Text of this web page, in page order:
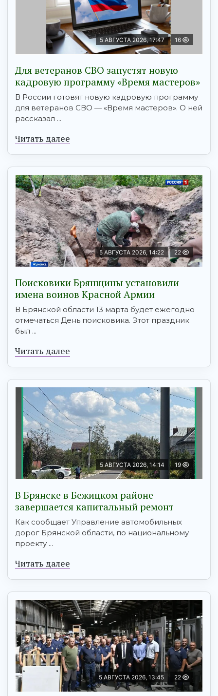
5 АВГУСТА 2026, 17:47 16
Для ветеранов СВО запустят новую
кадровую программу «Время мастеров»
В России готовят новую кадровую программу
для ветеранов СВО — «Время мастеров». О ней
рассказал ...
Читать далее
5 АВГУСТА 2026, 14:22 22
Поисковики Брянщины установили
имена воинов Красной Армии
В Брянской области 13 марта будет ежегодно
отмечаться День поисковика. Этот праздник
был ...
Читать далее
5 АВГУСТА 2026, 14:14 19
В Брянске в Бежицком районе
завершается капитальный ремонт
Как сообщает Управление автомобильных
дорог Брянской области, по национальному
проекту ...
Читать далее
5 АВГУСТА 2026, 13:45 22